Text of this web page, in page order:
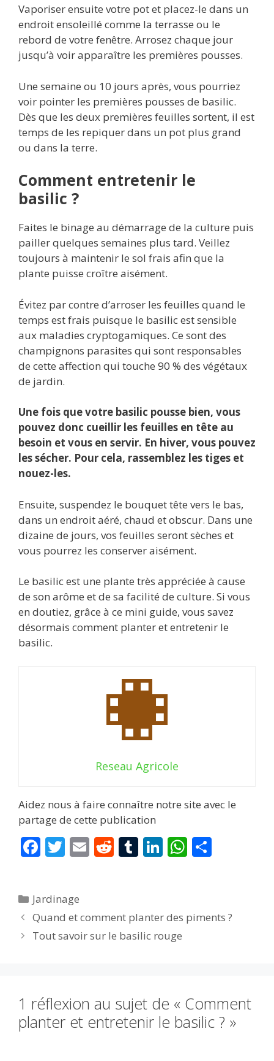
Vaporiser ensuite votre pot et placez-le dans un
endroit ensoleillé comme la terrasse ou le
rebord de votre fenêtre. Arrosez chaque jour
jusqu’à voir apparaître les premières pousses.
Une semaine ou 10 jours après, vous pourriez
voir pointer les premières pousses de basilic.
Dès que les deux premières feuilles sortent, il est
temps de les repiquer dans un pot plus grand
ou dans la terre.
Comment entretenir le
basilic ?
Faites le binage au démarrage de la culture puis
pailler quelques semaines plus tard. Veillez
toujours à maintenir le sol frais afin que la
plante puisse croître aisément.
Évitez par contre d’arroser les feuilles quand le
temps est frais puisque le basilic est sensible
aux maladies cryptogamiques. Ce sont des
champignons parasites qui sont responsables
de cette affection qui touche 90 % des végétaux
de jardin.
Une fois que votre basilic pousse bien, vous
pouvez donc cueillir les feuilles en tête au
besoin et vous en servir. En hiver, vous pouvez
les sécher. Pour cela, rassemblez les tiges et
nouez-les.
Ensuite, suspendez le bouquet tête vers le bas,
dans un endroit aéré, chaud et obscur. Dans une
dizaine de jours, vos feuilles seront sèches et
vous pourrez les conserver aisément.
Le basilic est une plante très appréciée à cause
de son arôme et de sa facilité de culture. Si vous
en doutiez, grâce à ce mini guide, vous savez
désormais comment planter et entretenir le
basilic.
Reseau Agricole
Aidez nous à faire connaître notre site avec le
partage de cette publication
F
b
o
o
T
er
E R
t
T
r
Li
dI
n
W
A er
Catégories
Jardinage
Quand et comment planter des piments ?
Tout savoir sur le basilic rouge
1 réflexion au sujet de « Comment
planter et entretenir le basilic ? »